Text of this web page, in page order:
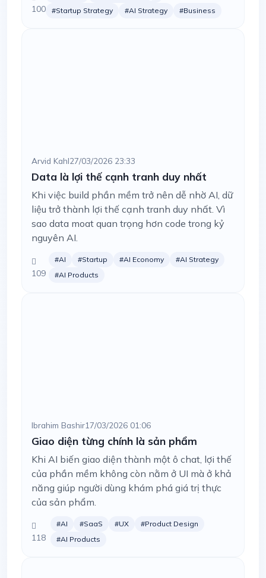
100
#Startup Strategy
#AI Strategy #Business
Arvid Kahl27/03/2026 23:33
Data là lợi thế cạnh tranh duy nhất
Khi việc build phần mềm trở nên dễ nhờ AI, dữ
liệu trở thành lợi thế cạnh tranh duy nhất. Vì
sao data moat quan trọng hơn code trong kỷ
nguyên AI.
109
#AI #Startup #AI Economy
#AI Strategy
#AI Products
Ibrahim Bashir17/03/2026 01:06
Giao diện từng chính là sản phẩm
Khi AI biến giao diện thành một ô chat, lợi thế
của phần mềm không còn nằm ở UI mà ở khả
năng giúp người dùng khám phá giá trị thực
của sản phẩm.
118
#AI #SaaS #UX
#Product Design
#AI Products